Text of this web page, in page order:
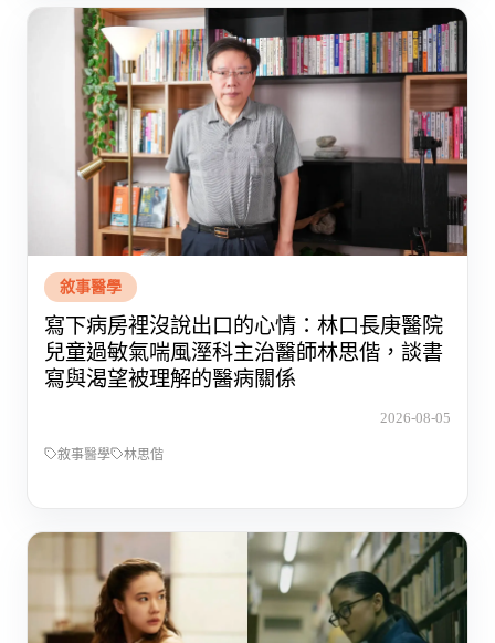
敘事醫學
寫下病房裡沒說出口的心情：林口長庚醫院
兒童過敏氣喘風溼科主治醫師林思偕，談書
寫與渴望被理解的醫病關係
2026-08-05
敘事醫學 林思偕